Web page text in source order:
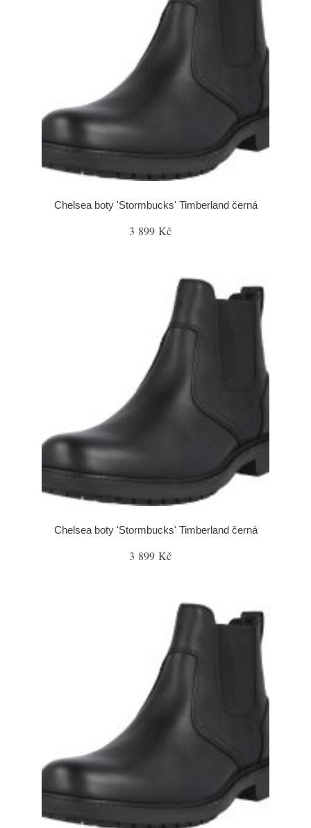
Chelsea boty 'Stormbucks' Timberland černá
3 899 Kč
Chelsea boty 'Stormbucks' Timberland černá
3 899 Kč